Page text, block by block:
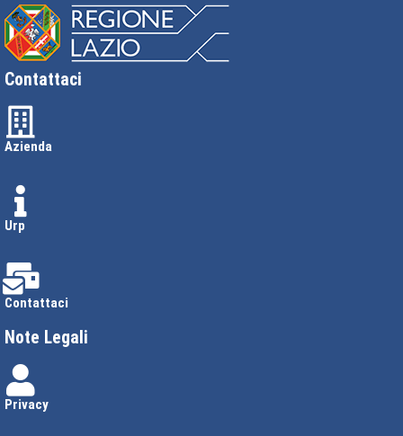
Contattaci
Azienda
Urp
Contattaci
Note Legali
Privacy